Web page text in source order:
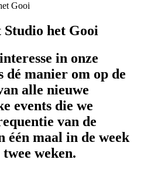
Gooi
het Gooi
in onze
manier om op de
alle nieuwe
events die we
van de
één maal in de week
weken.